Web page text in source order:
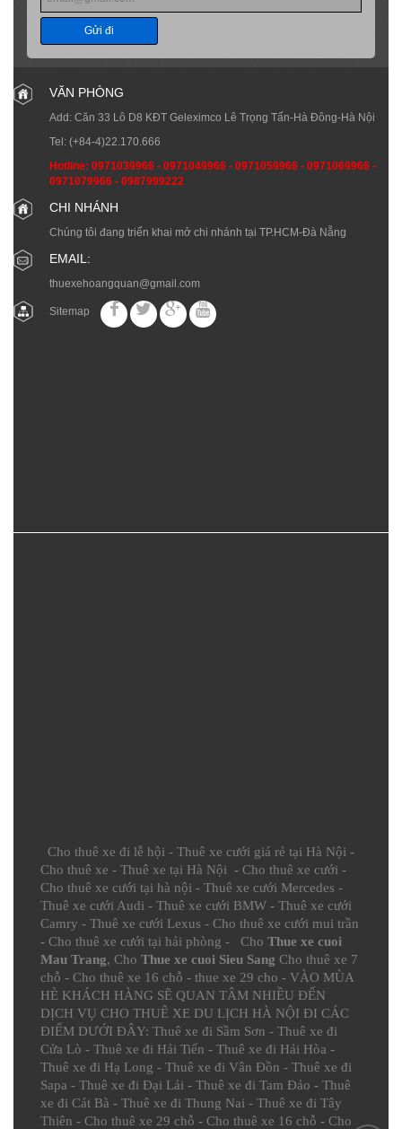
Gửi đi
VĂN PHÒNG
Add: Căn 33 Lô D8 KĐT Geleximco Lê Trọng Tấn-Hà Đông-Hà Nội
Tel: (+84-4)22.170.666
Hotline: 0971039966 - 0971049966 - 0971059966 - 0971069966 -
0971079966 - 0987999222
CHI NHÁNH
Chúng tôi đang triển khai mở chi nhánh tại TP.HCM-Đà Nẵng
EMAIL:
thuexehoangquan@gmail.com
Sitemap
Cho thuê xe đi lễ hội - Thuê xe cưới giá rẻ tại Hà Nội -
Cho thuê xe - Thuê xe tại Hà Nội - Cho thuê xe cưới -
Cho thuê xe cưới tại hà nội - Thuê xe cưới Mercedes -
Thuê xe cưới Audi - Thuê xe cưới BMW - Thuê xe cưới
Camry - Thuê xe cưới Lexus - Cho thuê xe cưới mui trần
- Cho thuê xe cưới tại hải phòng - Cho Thue xe cuoi
Mau Trang, Cho Thue xe cuoi Sieu Sang Cho thuê xe 7
chỗ - Cho thuê xe 16 chỗ - thue xe 29 cho - VÀO MÙA
HÈ KHÁCH HÀNG SẼ QUAN TÂM NHIỀU ĐẾN
DỊCH VỤ CHO THUÊ XE DU LỊCH HÀ NỘI ĐI CÁC
ĐIỂM DƯỚI ĐÂY: Thuê xe đi Sầm Sơn - Thuê xe đi
Cửa Lò - Thuê xe đi Hải Tiến - Thuê xe đi Hải Hòa -
Thuê xe đi Hạ Long - Thuê xe đi Vân Đồn - Thuê xe đi
Sapa - Thuê xe đi Đại Lải - Thuê xe đi Tam Đảo - Thuê
xe đi Cát Bà - Thuê xe đi Thung Nai - Thuê xe đi Tây
Thiên - Cho thuê xe 29 chỗ - Cho thuê xe 16 chỗ - Cho